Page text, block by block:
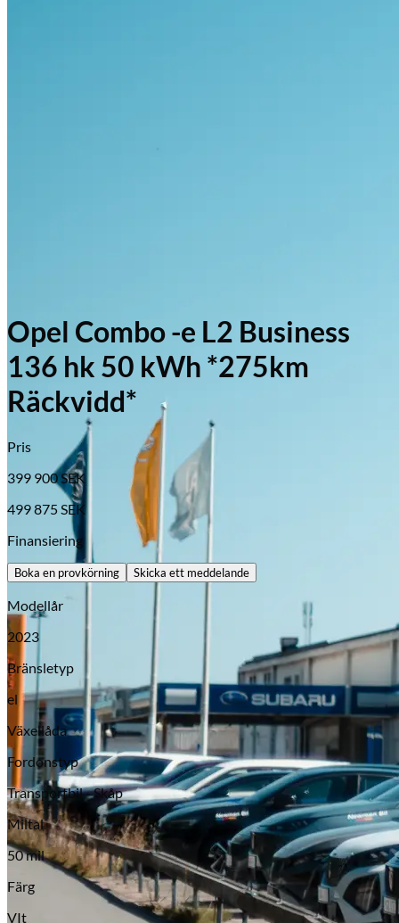
Opel
Serviceverkstad
Opel Combo -e L2 Business
136 hk 50 kWh *275km
Räckvidd*
Pris
399 900 SEK
499 875 SEK
Finansiering
Boka en provkörning Skicka ett meddelande
Modellår
2023
Bränsletyp
el
Växellåda
Fordonstyp
Transportbil - Skåp
Miltal
50 mil
Färg
VIt